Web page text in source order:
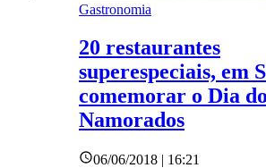
Gastronomia
20 restaurantes
superespeciais, em
comemorar o Dia
Namorados
06/06/2018 | 16:21